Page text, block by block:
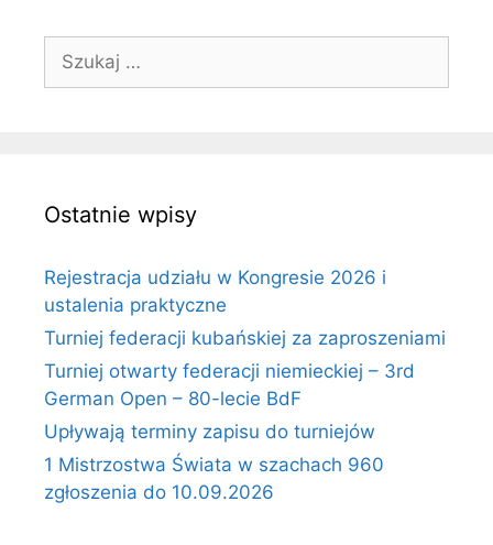
Ostatnie wpisy
Rejestracja udziału w Kongresie 2026 i
ustalenia praktyczne
Turniej federacji kubańskiej za zaproszeniami
Turniej otwarty federacji niemieckiej – 3rd
German Open – 80-lecie BdF
Upływają terminy zapisu do turniejów
1 Mistrzostwa Świata w szachach 960
zgłoszenia do 10.09.2026